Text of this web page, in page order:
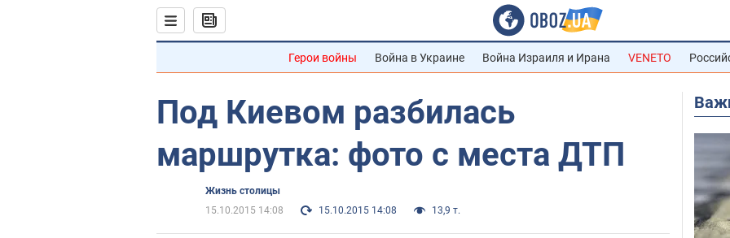
Герои войны Война в Украине Война Израиля и Ирана VENETO
Под Киевом разбилась
маршрутка: фото с места ДТП
Жизнь столицы
15.10.2015 14:08
15.10.2015 14:08 13,9 т.